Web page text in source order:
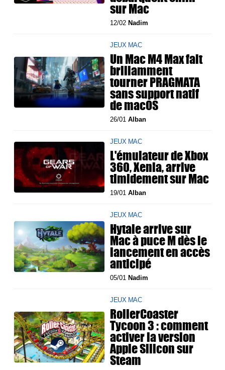
sur Mac
12/02 Nadim
JEUX MAC
Un Mac M4 Max fait
brillamment
tourner PRAGMATA
sans support natif
de macOS
26/01Alban
JEUX MAC
L'émulateur de Xbox
360, Xenia, arrive
timidement sur Mac
19/01Alban
JEUX MAC
Hytale arrive sur
Mac à puce M dès le
lancement en accès
anticipé
05/01 Nadim
JEUX MAC
RollerCoaster
Tycoon 3 : comment
activer la version
Apple Silicon sur
Steam